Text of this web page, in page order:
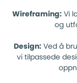
Wireframing:Vi
og
Design:Ved å
vi tilpassede